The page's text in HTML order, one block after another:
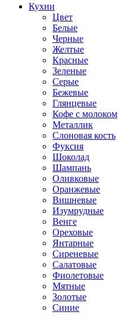
Кухни
Цвет
Белые
Черные
Желтые
Красные
Зеленые
Серые
Бежевые
Глянцевые
Кофе с молоком
Металлик
Слоновая кость
Фуксия
Шоколад
Шампань
Оливковые
Оранжевые
Вишневые
Изумрудные
Венге
Ореховые
Янтарные
Сиреневые
Салатовые
Фиолетовые
Мятные
Золотые
Синие